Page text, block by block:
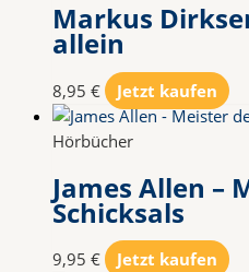
Markus
allein
8,95 € Jetzt kaufen
Hörbücher
James Allen –
Schicksals
9,95 € Jetzt kaufen